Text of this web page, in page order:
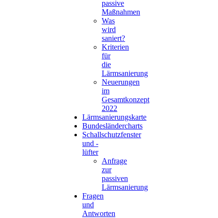
passive
Maßnahmen
Was
wird
saniert?
Kriterien
für
die
Lärmsanierung
Neuerungen
im
Gesamtkonzept
2022
Lärmsanierungskarte
Bundesländercharts
Schallschutzfenster
und -
lüfter
Anfrage
zur
passiven
Lärmsanierung
Fragen
und
Antworten